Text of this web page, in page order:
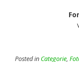
Posted in Categorie,